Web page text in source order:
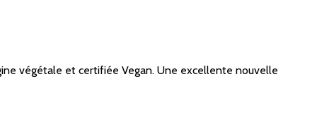
végétale et certifiée Vegan. Une excellente nouvelle